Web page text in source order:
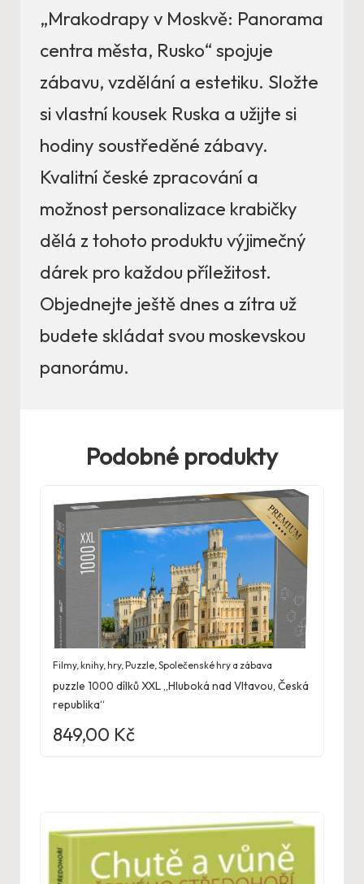
„Mrakodrapy v Moskvě: Panorama
centra města, Rusko“ spojuje
zábavu, vzdělání a estetiku. Složte
si vlastní kousek Ruska a užijte si
hodiny soustředěné zábavy.
Kvalitní české zpracování a
možnost personalizace krabičky
dělá z tohoto produktu výjimečný
dárek pro každou příležitost.
Objednejte ještě dnes a zítra už
budete skládat svou moskevskou
panorámu.
Podobné produkty
Filmy, knihy, hry,Puzzle ,Společenské hry a zábava
puzzle 1000 dílků XXL „Hluboká nad Vltavou, Česká
republika“
849,00 Kč